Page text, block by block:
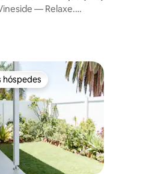
— Relaxe.
preferidos dos hóspedes
hóspedes